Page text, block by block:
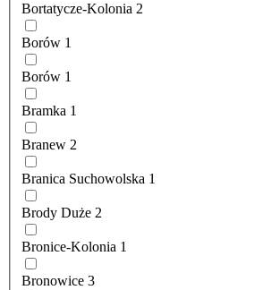
Bortatycze-Kolonia 2
Borów 1
Borów 1
Bramka 1
Branew 2
Branica Suchowolska 1
Brody Duże 2
Bronice-Kolonia 1
Bronowice 3